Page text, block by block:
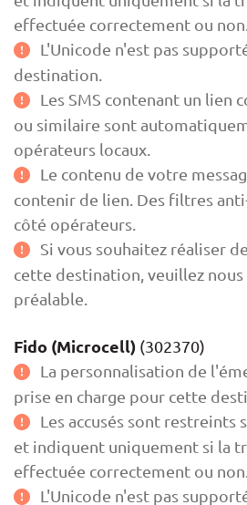
effectuée correctement ou
L'Unicode n'est pas
destination.
Les SMS contenant un lien
ou similaire sont
opérateurs locaux.
Le contenu de votre
contenir de lien. Des filtres
côté opérateurs.
Si vous souhaitez réaliser
cette destination, veuillez nous
préalable.
Fido (Microcell) (302370)
La personnalisation de
prise en charge pour cette
Les accusés sont restreints
et indiquent uniquement si la
effectuée correctement ou
L'Unicode n'est pas